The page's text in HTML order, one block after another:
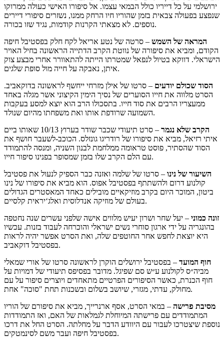
ירושלמי על כל דייריו כולל הבמאי עצמו. אל סיפורו האישי כעולה ממרוקו
שנפצע בפעולה צבאית בזמן שהוריו חיו הרחק ממנו, נשזרים סיפורי דיירים
נוספים. לא מצאתי הקרנות קודמות, נגיד שזו בכורה.
המראה של השמש – סרטה של נטע אריאל לקח חלק בפסטיבל חיפה
הקודם, ומביא את סיפורה של נווטת הקרב הדתייה הראשונה בחיל האויר
הישראלי. דווקא בטיול לנפאל שמטרתו הייתה להתאוורר אחרי מבצע צוק
איתן, נאבקה על חייה מול סופת שלגים.
הסוד שכולם יודעים – סרטו של אילן מזרחי ייחשף לראשונה בדוקאביב.
הסרט מלווה את חייו הסוערים של נסיך הימין הקיצוני אשר מגלה באחד
ממעצריו הרבים את סוד חייו. בתסכולו הרב הוא יוצא למסע בעקבות
השמועה שרודפת אותו ואת משפחתו מהיום שנולד.
הקרב שלא נגמר
– סרט תיעודי שכבר שודר בערוץ 10/13 שאותו ביים
איתי רזיאל, מביא את סיפורו של רודריגו גונזלס. הכוכב-לשעבר חושף את
הסוד שהסתיר, פוסט טראומה ממלחמת לבנון השניה, ומנסה להתמודד
עם הלם הקרב שלו בזמן שמסופר בפנינו סיפור חייו.
השיעור של נינו – סרטו של שלמה ואזנה כבר הספיק לנעול את פסטיבל
קולנוע דרום ולהשתתף בפסטיבל אפוס. הוא מביא את סיפורו של נינו
ביטון, המוכר היום בקרב מוזיקאיים מובילים כאחד המאסטרים הגדולים
בעולם של מוזיקה אנדלוסית ואלג‘יראית קלסיים.
זונה כמוני – יעל שחר ושרון יעיש מלווים אישה שלפני עשרים שנה נחטפה
בהונגריה על ידי ארגון סוחרי נשים ישראלי והוכרחה לעבוד בזנות. עכשיו
היא יוצאת לחפש אחר החוטפים שלה, ואת הסרט אפשר יהיה לראות
בפסטיבל דוקאביב.
חוף המועד – בפסטיבל ירושלים הוקרן לראשונה סרטו של אורי שמאלי
מביה״ס לקולנוע ע״ש סם שפיגל. מדובר בפסיפס תיעודי של דמויות על
חוף הכנרת, כאשר הסיפורים הפרטיים מתאחדים ויוצרים סיפור על עם
מחולק, עדתי, מגזרי, שיושב בשלום ובשכנות תחת "סוכה" אחת.
מסיבת פרישה – במאי הסרט, אסף ארנרייך, מביא את סיפורם של הוריו
המתמודדים עם פרישתה המיוחלת לגמלאות של האם, ואז התמודדות
נוספת שיצטרכו לעבור עם היוודע הדבר על מחלתה. הסרט החל את דרכו
בפסטיבל חיפה ועבר משם לסינמטקים.